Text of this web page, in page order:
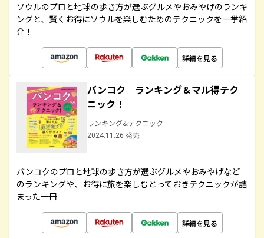
ソウルのプロと地球の歩き方が選ぶグルメやおみやげのランキ
ングと、賢くお得にソウルを楽しむためのテクニックを一挙紹
介！
詳細を見る
バンコク ランキング＆マル得テク
ニック！
ランキング&テクニック
2024.11.26 発売
バンコクのプロと地球の歩き方が選ぶグルメやおみやげなど
のランキングや、お得に旅を楽しむとっておきテクニックが詰
まった一冊
詳細を見る